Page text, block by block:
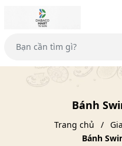
Bánh
Trang chủ
Bánh